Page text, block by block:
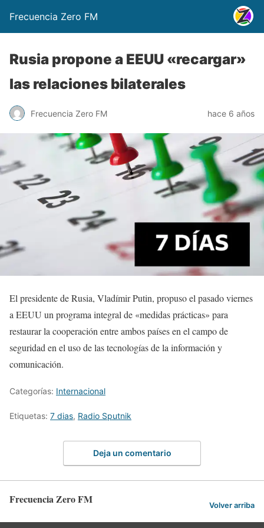
Frecuencia Zero FM
Rusia propone a EEUU «recargar»
las relaciones bilaterales
Frecuencia Zero FM hace 6 años
El presidente de Rusia, Vladímir Putin, propuso el pasado viernes
a EEUU un programa integral de «medidas prácticas» para
restaurar la cooperación entre ambos países en el campo de
seguridad en el uso de las tecnologías de la información y
comunicación.
Categorías: Internacional
Etiquetas: 7 dias, Radio Sputnik
Deja un comentario
Frecuencia Zero FM Volver arriba